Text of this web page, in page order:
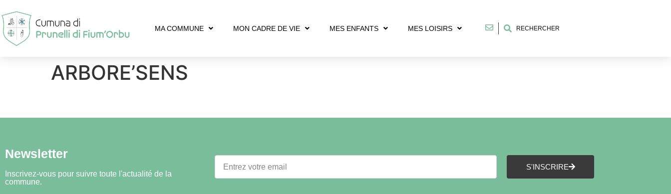
MA COMMUNE MON CADRE DE VIE MES ENFANTS MES LOISIRS RECHERCHER
ARBORE’SENS
Newsletter
Inscrivez-vous pour suivre toute l'actualité de la
commune.
S'INSCRIRE